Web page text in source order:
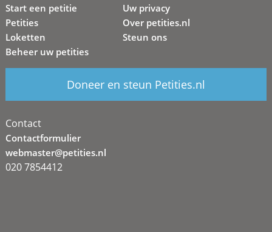
Start een petitie
Petities
Loketten
Beheer uw petities
Uw privacy
Over petities.nl
Steun ons
Doneer en steun Petities.nl
Contact
Contactformulier
webmaster@petities.nl
020 7854412